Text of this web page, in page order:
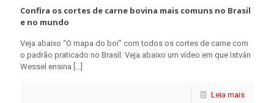
Confira os cortes de carne bovina mais comuns no Brasil
e no mundo
Veja abaixo “O mapa do boi” com todos os cortes de carne com
o padrão praticado no Brasil: Veja abaixo um vídeo em que István
Wessel ensina […]
Leia mais